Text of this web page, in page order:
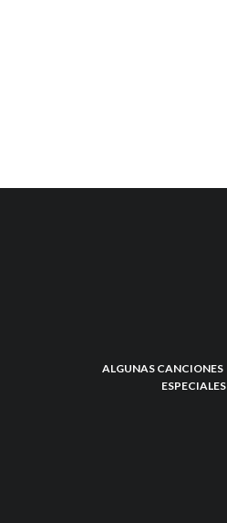
ALGUNAS CANCIONES
ESPECIALES